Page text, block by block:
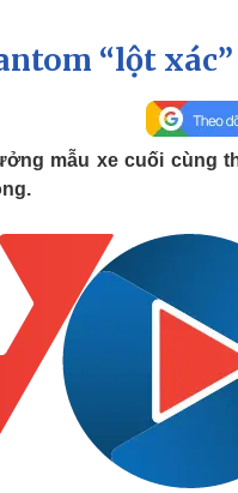
Quốc phòng
Thể thao
Thế giới
- Gia đình
Văn hóa
Sân
Văn học
Âm nhạc
“lột
mẫu xe cuối cùng